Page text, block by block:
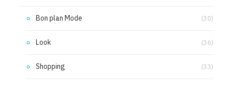
Bon plan Mode (30)
Look (36)
Shopping (33)